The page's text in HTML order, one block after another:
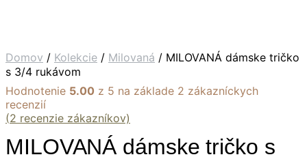
Domov / Kolekcie / Milovaná / MILOVANÁ dámske tričko
s 3/4 rukávom
Hodnotenie 5.00 z 5 na základe 2 zákazníckych
recenzií
(2 recenzie zákazníkov)
MILOVANÁ dámske tričko s